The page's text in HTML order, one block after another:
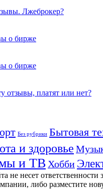
Лжеброкер?
о бирже
о бирже
отзывы, платят или нет?
Без рубрики Бытовая
и здоровье
и ТВ Хобби
не несет
либо разместите